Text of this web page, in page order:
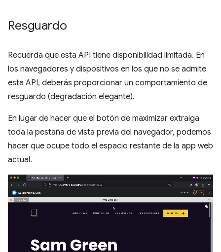
Resguardo
Recuerda que esta API tiene disponibilidad limitada. En
los navegadores y dispositivos en los que no se admite
esta API, deberás proporcionar un comportamiento de
resguardo (degradación elegante).
En lugar de hacer que el botón de maximizar extraiga
toda la pestaña de vista previa del navegador, podemos
hacer que ocupe todo el espacio restante de la app web
actual.